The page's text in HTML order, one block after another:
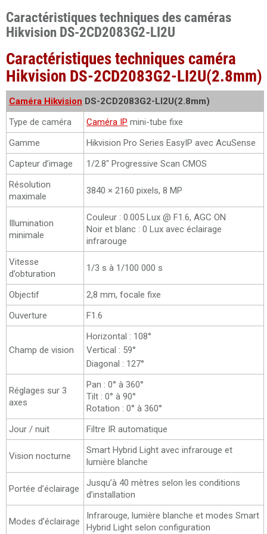
Caractéristiques techniques des caméras
Hikvision DS-2CD2083G2-LI2U
Caractéristiques techniques caméra
Hikvision DS-2CD2083G2-LI2U(2.8mm)
Caméra Hikvision DS-2CD2083G2-LI2U(2.8mm)
Type de caméra
Caméra IP mini-tube fixe
Gamme
Hikvision Pro Series EasyIP avec AcuSense
Capteur d’image
1/2.8" Progressive Scan CMOS
Résolution
maximale
3840 × 2160 pixels, 8 MP
Illumination
minimale
Couleur : 0.005 Lux @ F1.6, AGC ON
Noir et blanc : 0 Lux avec éclairage
infrarouge
Vitesse
d’obturation
1/3 s à 1/100 000 s
Objectif
2,8 mm, focale fixe
Ouverture
F1.6
Champ de vision
Horizontal : 108°
Vertical : 59°
Diagonal : 127°
Réglages sur 3
axes
Pan : 0° à 360°
Tilt : 0° à 90°
Rotation : 0° à 360°
Jour / nuit
Filtre IR automatique
Vision nocturne
Smart Hybrid Light avec infrarouge et
lumière blanche
Portée d’éclairage
Jusqu’à 40 mètres selon les conditions
d’installation
Modes d’éclairage
Infrarouge, lumière blanche et modes Smart
Hybrid Light selon configuration